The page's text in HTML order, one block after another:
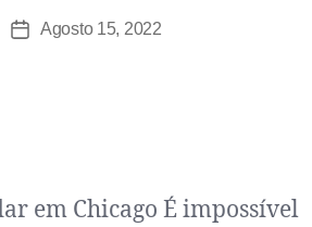
Agosto 15, 2022
em Chicago É impossível